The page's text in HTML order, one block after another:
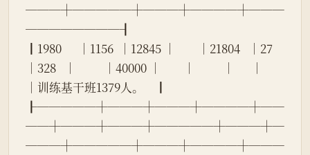
───┼─────┼───┼────┼───
────────┨
┃1980      │1156  │12845 │        │21804   │27
│328   │          │40000 │        │          │      │
│训练基干班1379人。    ┃
┠─────┼───┼───┼────┼──
──┼───┼───┼─────┼───┼─
───┼─────┼───┼────┼───